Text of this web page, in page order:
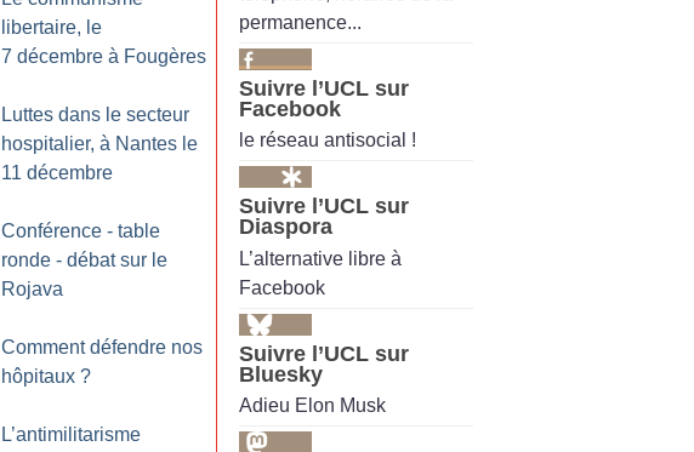
libertaire, le
7 décembre à Fougères
Luttes dans le secteur
hospitalier, à Nantes le
11 décembre
Conférence - table
ronde - débat sur le
Rojava
Comment défendre nos
hôpitaux ?
L’antimilitarisme
permanence...
Suivre l’UCL sur
Facebook
le réseau antisocial !
Suivre l’UCL sur
Diaspora
L’alternative libre à
Facebook
Suivre l’UCL sur
Bluesky
Adieu Elon Musk